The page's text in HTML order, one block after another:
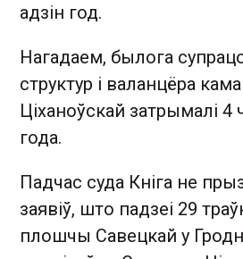
адзін год.
Нагадаем, былога
структур і валанцёра
Ціханоўскай затрымалі 4
года.
Падчас суда Кніга не
заявіў, што падзеі 29
плошчы Савецкай у